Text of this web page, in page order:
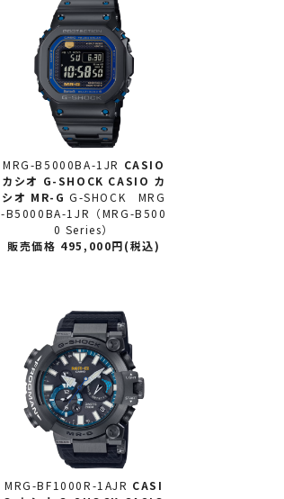
MRG-B5000BA-1JR CASIO
カシオ G-SHOCK CASIO カ
シオ MR-G G-SHOCK MRG
-B5000BA-1JR（MRG-B500
0 Series）
販売価格 495,000円(税込)
MRG-BF1000R-1AJR CASI